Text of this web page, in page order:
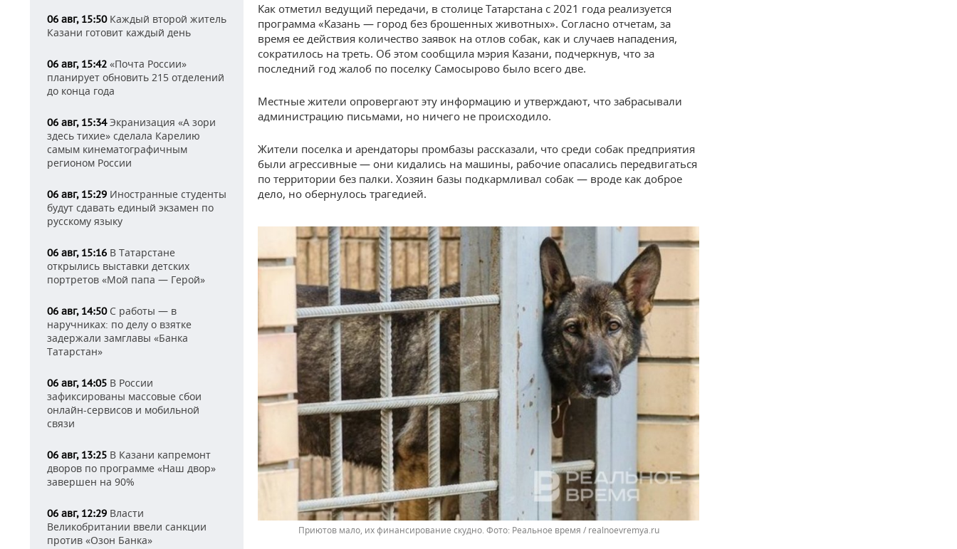
06 авг, 15:50Каждый второй житель
Казани готовит каждый день
06 авг, 15:42 «Почта России»
планирует обновить 215 отделений
до конца года
06 авг, 15:34Экранизация «А зори
здесь тихие» сделала Карелию
самым кинематографичным
регионом России
06 авг, 15:29 Иностранные студенты
будут сдавать единый экзамен по
русскому языку
06 авг, 15:16 В Татарстане
открылись выставки детских
портретов «Мой папа — Герой»
06 авг, 14:50С работы — в
наручниках: по делу о взятке
задержали замглавы «Банка
Татарстан»
06 авг, 14:05 В России
зафиксированы массовые сбои
онлайн-сервисов и мобильной
связи
06 авг, 13:25 В Казани капремонт
дворов по программе «Наш двор»
завершен на 90%
06 авг, 12:29 Власти
Великобритании ввели санкции
против «Озон Банка»
Как отметил ведущий передачи, в столице Татарстана с 2021 года реализуется
программа «Казань — город без брошенных животных». Согласно отчетам, за
время ее действия количество заявок на отлов собак, как и случаев нападения,
сократилось на треть. Об этом сообщила мэрия Казани, подчеркнув, что за
последний год жалоб по поселку Самосырово было всего две.
Местные жители опровергают эту информацию и утверждают, что забрасывали
администрацию письмами, но ничего не происходило.
Жители поселка и арендаторы промбазы рассказали, что среди собак предприятия
были агрессивные — они кидались на машины, рабочие опасались передвигаться
по территории без палки. Хозяин базы подкармливал собак — вроде как доброе
дело, но обернулось трагедией.
Приютов мало, их финансирование скудно. Реальное время / realnoevremya.ru